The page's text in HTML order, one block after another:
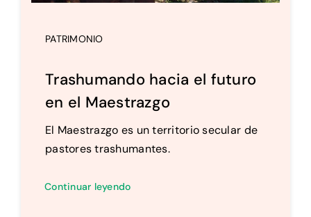
PATRIMONIO
Trashumando hacia el futuro
en el Maestrazgo
El Maestrazgo es un territorio secular de
pastores trashumantes.
Continuar leyendo